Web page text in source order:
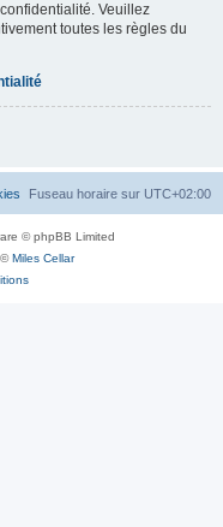
Veuillez
toutes les règles du
Fuseau horaire sur UTC+02:00
© phpBB Limited
©Miles Cellar